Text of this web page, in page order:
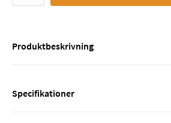
Produktbeskrivning
Specifikationer